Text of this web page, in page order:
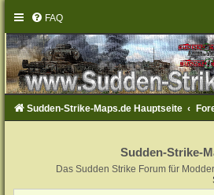
FAQ
Sudden-Strike-Maps.de Hauptseite
Sudden-Strike-
Das Sudden Strike Forum für